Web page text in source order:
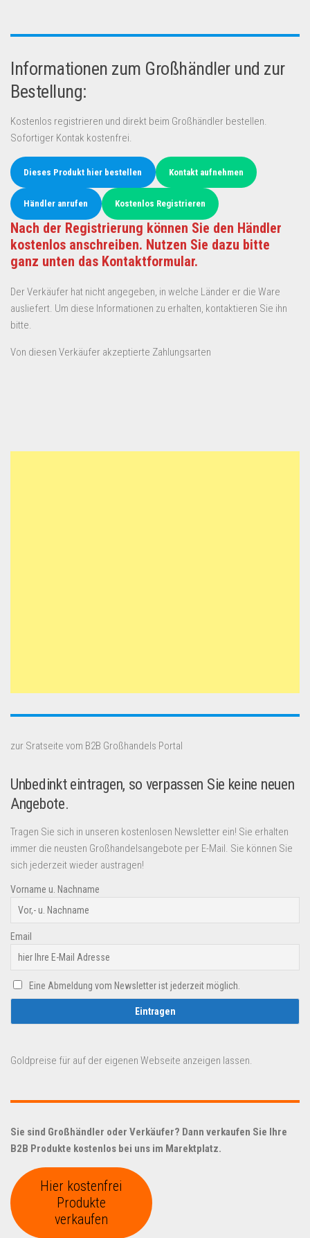
Informationen zum Großhändler und zur
Bestellung:
Kostenlos registrieren und direkt beim Großhändler bestellen.
Sofortiger Kontak kostenfrei.
Dieses Produkt hier bestellen Kontakt aufnehmen
Händler anrufen Kostenlos Registrieren
Nach der Registrierung können Sie den Händler
kostenlos anschreiben. Nutzen Sie dazu bitte
ganz unten das Kontaktformular.
Der Verkäufer hat nicht angegeben, in welche Länder er die Ware
ausliefert. Um diese Informationen zu erhalten, kontaktieren Sie ihn
bitte.
Von diesen Verkäufer akzeptierte Zahlungsarten
zur Sratseite vom B2B Großhandels Portal
Unbedinkt eintragen, so verpassen Sie keine neuen
Angebote.
Tragen Sie sich in unseren kostenlosen Newsletter ein! Sie erhalten
immer die neusten Großhandelsangebote per E-Mail. Sie können Sie
sich jederzeit wieder austragen!
Vorname u. Nachname
Email
Eine Abmeldung vom Newsletter ist jederzeit möglich.
Goldpreise für auf der eigenen Webseite anzeigen lassen.
Sie sind Großhändler oder Verkäufer? Dann verkaufen Sie Ihre
B2B Produkte kostenlos bei uns im Marektplatz.
Hier kostenfrei
Produkte
verkaufen